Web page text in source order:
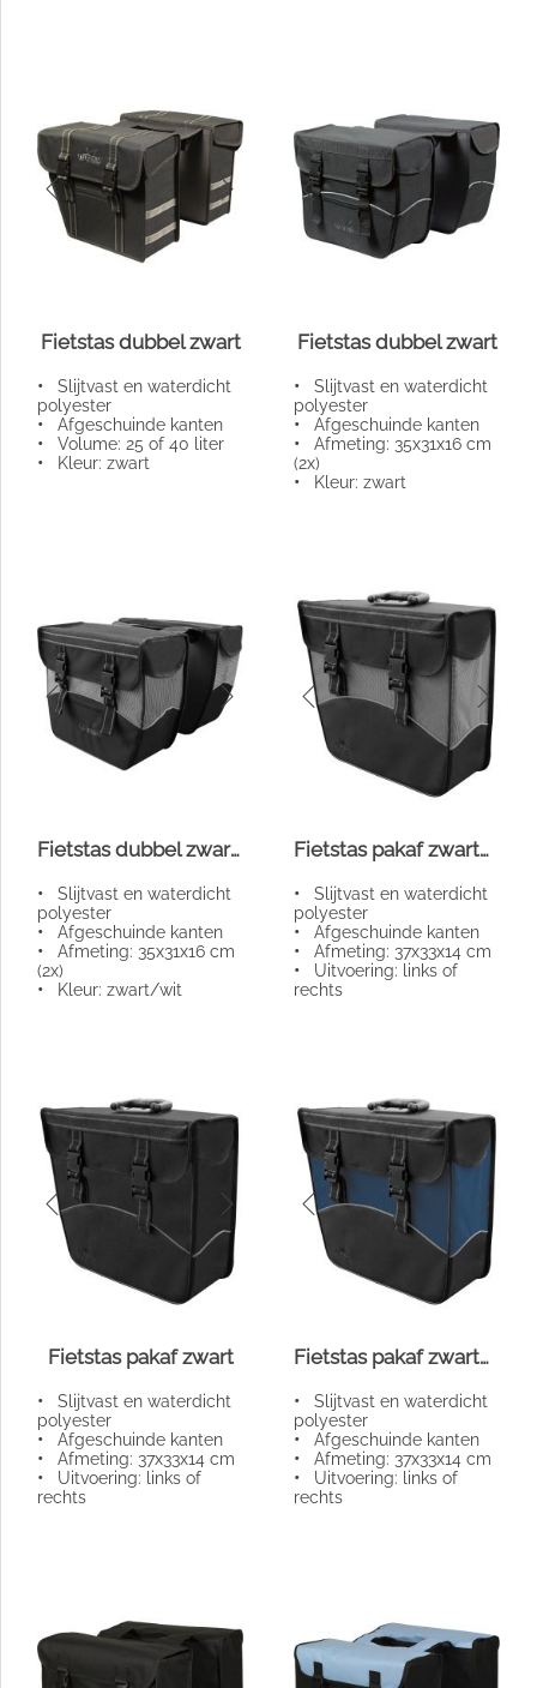
Fietstas dubbel zwart
• Slijtvast en waterdicht
polyester
• Afgeschuinde kanten
• Volume: 25 of 40 liter
• Kleur: zwart
Fietstas dubbel zwart
• Slijtvast en waterdicht
polyester
• Afgeschuinde kanten
• Afmeting: 35x31x16 cm
(2x)
• Kleur: zwart
Fietstas dubbel zwart/wit
• Slijtvast en waterdicht
polyester
• Afgeschuinde kanten
• Afmeting: 35x31x16 cm
(2x)
• Kleur: zwart/wit
Fietstas pakaf zwart/wit
• Slijtvast en waterdicht
polyester
• Afgeschuinde kanten
• Afmeting: 37x33x14 cm
• Uitvoering: links of
rechts
Fietstas pakaf zwart
• Slijtvast en waterdicht
polyester
• Afgeschuinde kanten
• Afmeting: 37x33x14 cm
• Uitvoering: links of
rechts
Fietstas pakaf zwart/blauw
• Slijtvast en waterdicht
polyester
• Afgeschuinde kanten
• Afmeting: 37x33x14 cm
• Uitvoering: links of
rechts